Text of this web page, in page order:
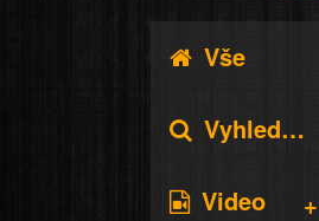
Vše
Vyhledávání
Video